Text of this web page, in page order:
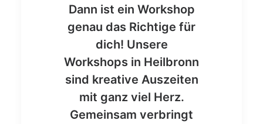
Dann ist ein Workshop
genau das Richtige für
dich! Unsere
Workshops in Heilbronn
sind kreative Auszeiten
mit ganz viel Herz.
Gemeinsam verbringt